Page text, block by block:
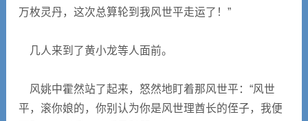
万枚灵丹，这次总算轮到我风世平走运了！”
几人来到了黄小龙等人面前。
风姚中霍然站了起来，怒然地盯着那风世平：“风世
平，滚你娘的，你别认为你是风世理酋长的侄子，我便